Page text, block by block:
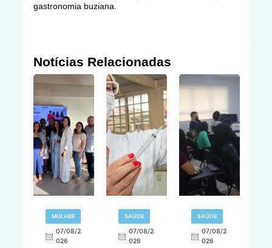
gastronomia buziana.
Notícias Relacionadas
MULHER
07/08/2
026
SAÚDE
07/08/2
026
SAÚDE
07/08/2
026